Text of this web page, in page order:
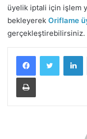
üyelik iptali için işlem
bekleyerek Oriflame
gerçekleştirebilirsiniz.
Yazdır